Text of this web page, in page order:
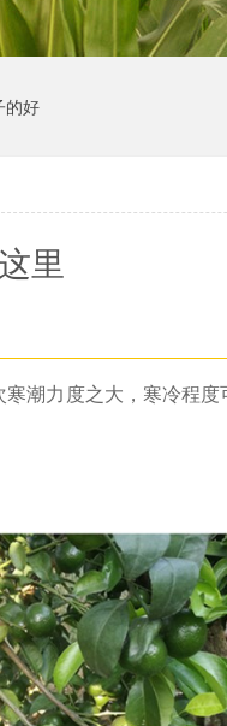
的好
里
寒潮力度之大，寒冷程